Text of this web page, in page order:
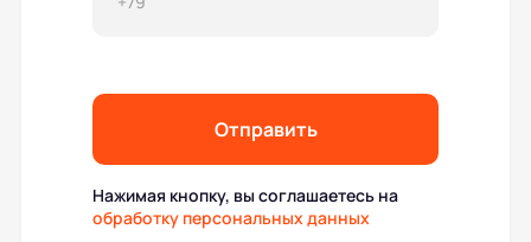
Отправить
Нажимая кнопку, вы соглашаетесь на
обработку персональных данных